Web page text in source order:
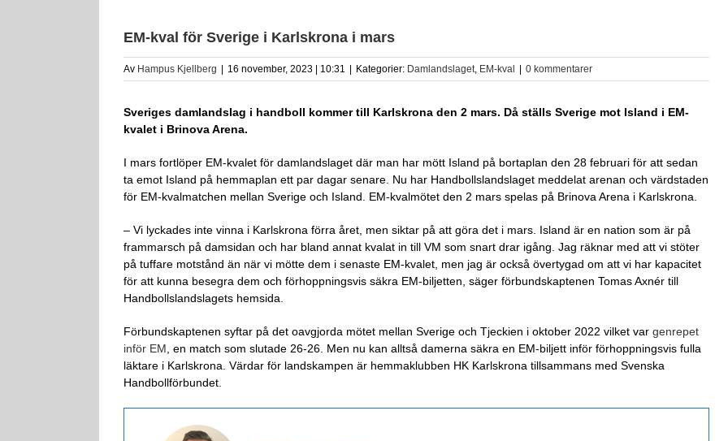
EM-kval för Sverige i Karlskrona i mars
Av Hampus Kjellberg | 16 november, 2023 | 10:31 | Kategorier: Damlandslaget, EM-kval | 0 kommentarer
Sveriges damlandslag i handboll kommer till Karlskrona den 2 mars. Då ställs Sverige mot Island i EM-
kvalet i Brinova Arena.
I mars fortlöper EM-kvalet för damlandslaget där man har mött Island på bortaplan den 28 februari för att sedan
ta emot Island på hemmaplan ett par dagar senare. Nu har Handbollslandslaget meddelat arenan och värdstaden
för EM-kvalmatchen mellan Sverige och Island. EM-kvalmötet den 2 mars spelas på Brinova Arena i Karlskrona.
– Vi lyckades inte vinna i Karlskrona förra året, men siktar på att göra det i mars. Island är en nation som är på
frammarsch på damsidan och har bland annat kvalat in till VM som snart drar igång. Jag räknar med att vi stöter
på tuffare motstånd än när vi mötte dem i senaste EM-kvalet, men jag är också övertygad om att vi har kapacitet
för att kunna besegra dem och förhoppningsvis säkra EM-biljetten, säger förbundskaptenen Tomas Axnér till
Handbollslandslagets hemsida.
Förbundskaptenen syftar på det oavgjorda mötet mellan Sverige och Tjeckien i oktober 2022 vilket var genrepet
inför EM , en match som slutade 26-26. Men nu kan alltså damerna säkra en EM-biljett inför förhoppningsvis fulla
läktare i Karlskrona. Värdar för landskampen är hemmaklubben HK Karlskrona tillsammans med Svenska
Handbollförbundet.